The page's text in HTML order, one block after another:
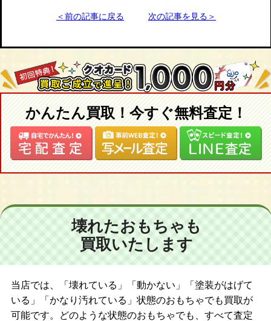
＜前の記事に戻る 次の記事を見る＞
かんたん買取！今すぐ無料査定！
壊れたおもちゃも
買取いたします
当店では、「壊れている」「動かない」「塗装がはげて
いる」「かなり汚れている」状態のおもちゃでも買取が
可能です。どのような状態のおもちゃでも、すべて査定